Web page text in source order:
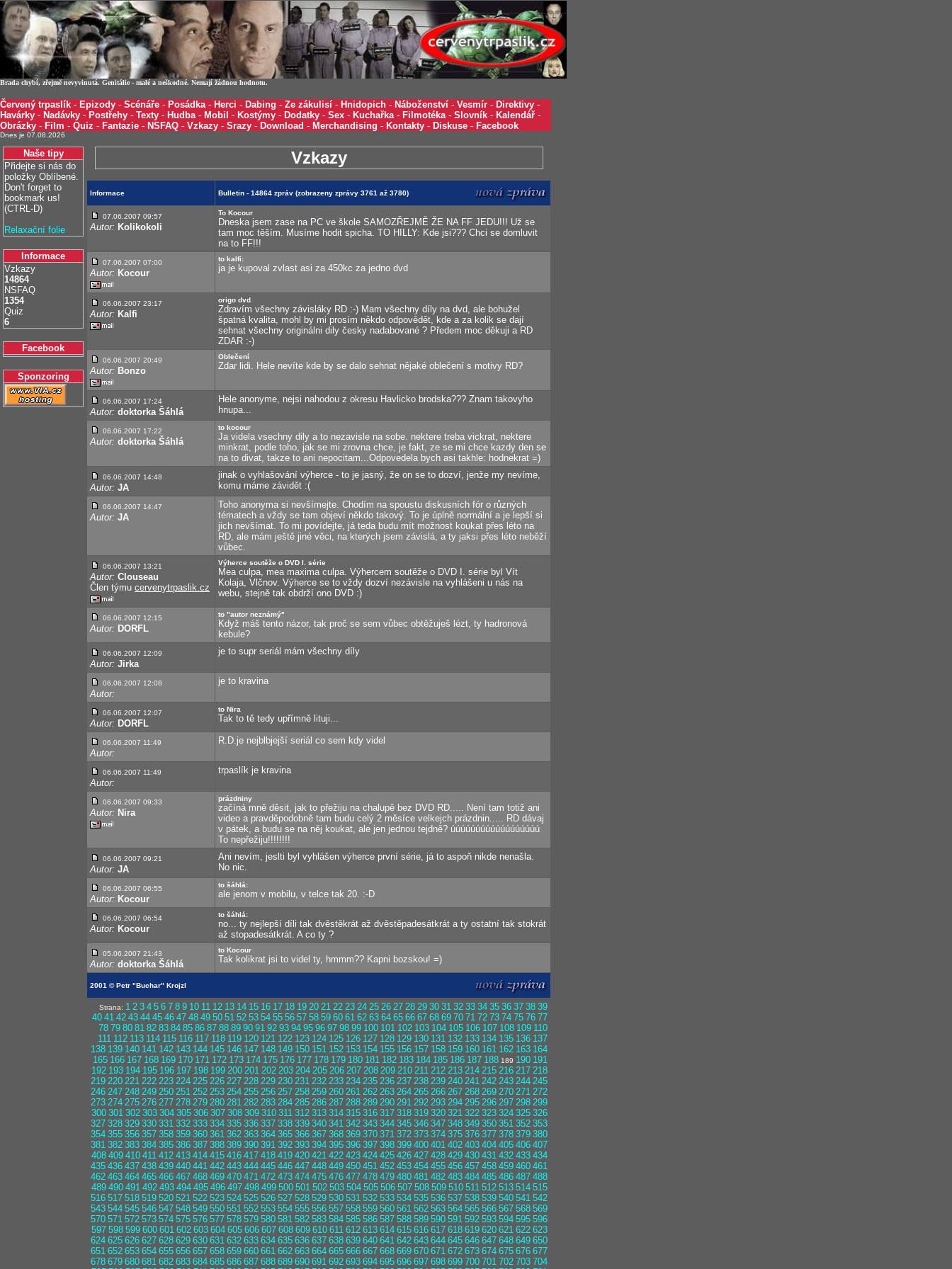
Brada chybí, zřejmě nevyvinutá. Genitálie - malé a neškodné. Nemají žádnou hodnotu.
Červený trpaslík - Epizody - Scénáře - Posádka- Herci - Dabing - Ze zákulisí - Hnidopich - Náboženství - Vesmír - Direktivy -
Havárky - Nadávky - Postřehy - Texty - Hudba- Mobil - Kostýmy - Dodatky - Sex - Kuchařka- Filmotéka- Slovník - Kalendář -
Obrázky - Film - Quiz - Fantazie - NSFAQ - Vzkazy - Srazy - Download - Merchandising - Kontakty - Diskuse - Facebook
Dnes je 07.08.2026
Naše tipy
Přidejte si nás do
položky Oblíbené.
Don't forget to
bookmark us!
(CTRL-D)
Relaxační folie
Informace
Vzkazy
14864
NSFAQ
1354
Quiz
6
Facebook
Sponzoring
Vzkazy
Informace Bulletin - 14864 zpráv (zobrazeny zprávy 3761 až 3780)
07.06.2007 09:57
Autor: Kolikokoli
To Kocour
Dneska jsem zase na PC ve škole SAMOZŘEJMĚ ŽE NA FF JEDU!!! Už se
tam moc těším. Musíme hodit spicha. TO HILLY: Kde jsi??? Chci se domluvit
na to FF!!!
07.06.2007 07:00
Autor: Kocour
to kalfi:
ja je kupoval zvlast asi za 450kc za jedno dvd
06.06.2007 23:17
Autor: Kalfi
origo dvd
Zdravím všechny závisláky RD :-) Mam všechny díly na dvd, ale bohužel
špatná kvalita, mohl by mi prosím někdo odpovědět, kde a za kolik se dají
sehnat všechny originálni dily česky nadabované ? Předem moc děkuji a RD
ZDAR :-)
06.06.2007 20:49
Autor: Bonzo
Oblečení
Zdar lidi. Hele nevíte kde by se dalo sehnat nějaké oblečení s motivy RD?
06.06.2007 17:24
Autor: doktorka Šáhlá
Hele anonyme, nejsi nahodou z okresu Havlicko brodska??? Znam takovyho
hnupa...
06.06.2007 17:22
Autor: doktorka Šáhlá
to kocour
Ja videla vsechny dily a to nezavisle na sobe. nektere treba vickrat, nektere
minkrat, podle toho, jak se mi zrovna chce, je fakt, ze se mi chce kazdy den se
na to divat, takze to ani nepocitam...Odpovedela bych asi takhle: hodnekrat =)
06.06.2007 14:48
Autor: JA
jinak o vyhlašování výherce - to je jasný, že on se to dozví, jenže my nevíme,
komu máme závidět :(
06.06.2007 14:47
Autor: JA
Toho anonyma si nevšímejte. Chodím na spoustu diskusních fór o různých
tématech a vždy se tam objeví někdo takový. To je úplně normální a je lepší si
jich nevšímat. To mi povídejte, já teda budu mít možnost koukat přes léto na
RD, ale mám ještě jiné věci, na kterých jsem závislá, a ty jaksi přes léto neběží
vůbec.
06.06.2007 13:21
Autor: Clouseau
Člen týmu cervenytrpaslik.cz
Výherce soutěže o DVD I. série
Mea culpa, mea maxima culpa. Výhercem soutěže o DVD I. série byl Vít
Kolaja, Vlčnov. Výherce se to vždy dozví nezávisle na vyhlášeni u nás na
webu, stejně tak obdrží ono DVD :)
06.06.2007 12:15
Autor: DORFL
to "autor neznámý"
Když máš tento názor, tak proč se sem vůbec obtěžuješ lézt, ty hadronová
kebule?
06.06.2007 12:09
Autor: Jirka
je to supr seriál mám všechny díly
06.06.2007 12:08
Autor:
je to kravina
06.06.2007 12:07
Autor: DORFL
to Nira
Tak to tě tedy upřímně lituji...
06.06.2007 11:49
Autor:
R.D.je nejblbjejší seriál co sem kdy videl
06.06.2007 11:49
Autor:
trpaslík je kravina
06.06.2007 09:33
Autor: Nira
prázdniny
začíná mně děsit, jak to přežiju na chalupě bez DVD RD..... Není tam totiž ani
video a pravděpodobně tam budu celý 2 měsíce velkejch prázdnin..... RD dávaj
v pátek, a budu se na něj koukat, ale jen jednou tejdně? úúúúúúúúúúúúúúúúúú
To nepřežiju!!!!!!!!
06.06.2007 09:21
Autor: JA
Ani nevím, jeslti byl vyhlášen výherce první série, já to aspoň nikde nenašla.
No nic.
06.06.2007 06:55
Autor: Kocour
to šáhlá:
ale jenom v mobilu, v telce tak 20. :-D
06.06.2007 06:54
Autor: Kocour
to šáhlá:
no... ty nejlepší díli tak dvěstěkrát až dvěstěpadesátkrát a ty ostatní tak stokrát
až stopadesátkrát. A co ty ?
05.06.2007 21:43
Autor: doktorka Šáhlá
to Kocour
Tak kolikrat jsi to videl ty, hmmm?? Kapni bozskou! =)
2001 © Petr "Buchar" Krojzl
Strana: 1 2 3 4 5 6 7 8 9 10 11 12 13 14 15 16 17 18 19 20 21 22 23 24 25 26 27 28 29 30 31 32 33 34 35 36 37 38 39
40 41 42 43 44 45 46 47 48 49 50 51 52 53 54 55 56 57 58 59 60 61 62 63 64 65 66 67 68 69 70 71 72 73 74 75 76 77
78 79 80 81 82 83 84 85 86 87 88 89 90 91 92 93 94 95 96 97 98 99 100 101 102 103 104 105 106 107 108 109 110
111 112 113 114 115 116 117 118 119 120 121 122 123 124 125 126 127 128 129 130 131 132 133 134 135 136 137
138 139 140 141 142 143 144 145 146 147 148 149 150 151 152 153 154 155 156 157 158 159 160 161 162 163 164
165 166 167 168 169 170 171 172 173 174 175 176 177 178 179 180 181 182 183 184 185 186 187 188 189 190 191
192 193 194 195 196 197 198 199 200 201 202 203 204 205 206 207 208 209 210 211 212 213 214 215 216 217 218
219 220 221 222 223 224 225 226 227 228 229 230 231 232 233 234 235 236 237 238 239 240 241 242 243 244 245
246 247 248 249 250 251 252 253 254 255 256 257 258 259 260 261 262 263 264 265 266 267 268 269 270 271 272
273 274 275 276 277 278 279 280 281 282 283 284 285 286 287 288 289 290 291 292 293 294 295 296 297 298 299
300 301 302 303 304 305 306 307 308 309 310 311 312 313 314 315 316 317 318 319 320 321 322 323 324 325 326
327 328 329 330 331 332 333 334 335 336 337 338 339 340 341 342 343 344 345 346 347 348 349 350 351 352 353
354 355 356 357 358 359 360 361 362 363 364 365 366 367 368 369 370 371 372 373 374 375 376 377 378 379 380
381 382 383 384 385 386 387 388 389 390 391 392 393 394 395 396 397 398 399 400 401 402 403 404 405 406 407
408 409 410 411 412 413 414 415 416 417 418 419 420 421 422 423 424 425 426 427 428 429 430 431 432 433 434
435 436 437 438 439 440 441 442 443 444 445 446 447 448 449 450 451 452 453 454 455 456 457 458 459 460 461
462 463 464 465 466 467 468 469 470 471 472 473 474 475 476 477 478 479 480 481 482 483 484 485 486 487 488
489 490 491 492 493 494 495 496 497 498 499 500 501 502 503 504 505 506 507 508 509 510 511 512 513 514 515
516 517 518 519 520 521 522 523 524 525 526 527 528 529 530 531 532 533 534 535 536 537 538 539 540 541 542
543 544 545 546 547 548 549 550 551 552 553 554 555 556 557 558 559 560 561 562 563 564 565 566 567 568 569
570 571 572 573 574 575 576 577 578 579 580 581 582 583 584 585 586 587 588 589 590 591 592 593 594 595 596
597 598 599 600 601 602 603 604 605 606 607 608 609 610 611 612 613 614 615 616 617 618 619 620 621 622 623
624 625 626 627 628 629 630 631 632 633 634 635 636 637 638 639 640 641 642 643 644 645 646 647 648 649 650
651 652 653 654 655 656 657 658 659 660 661 662 663 664 665 666 667 668 669 670 671 672 673 674 675 676 677
678 679 680 681 682 683 684 685 686 687 688 689 690 691 692 693 694 695 696 697 698 699 700 701 702 703 704